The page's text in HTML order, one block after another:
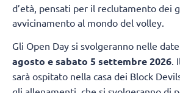
d’età, pensati per il reclutamento dei
avvicinamento al mondo del volley.
Gli Open Day si svolgeranno nelle
agosto e sabato 5 settembre 2026.
sarà ospitato nella casa dei Block